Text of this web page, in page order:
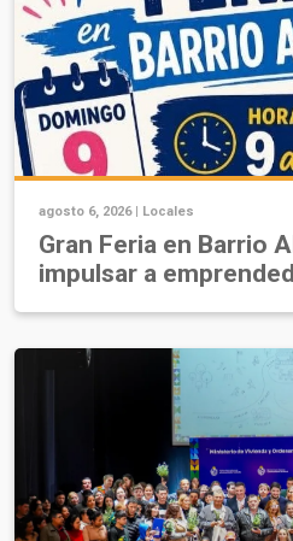
agosto 6, 2026 | Locales
Gran Feria en Barrio
impulsar a